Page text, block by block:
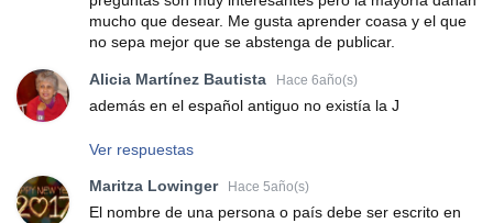
mucho que desear. Me gusta aprender coasa y el que
no sepa mejor que se abstenga de publicar.
Alicia Martínez Bautista Hace 6año(s)
además en el español antiguo no existía la J
Ver respuestas
Maritza Lowinger Hace 5año(s)
El nombre de una persona o país debe ser escrito en